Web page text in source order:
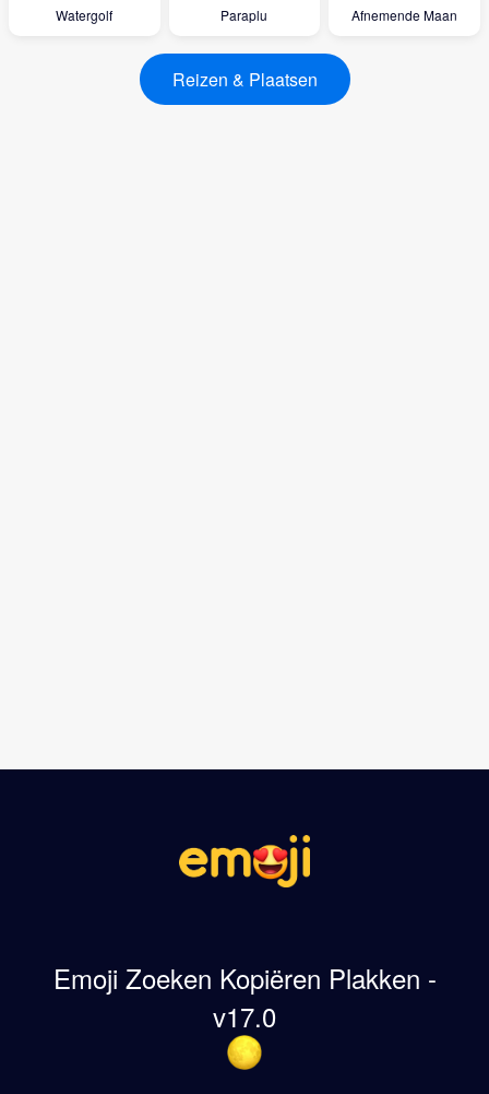
Watergolf Paraplu Afnemende Maan
Reizen & Plaatsen
Emoji Zoeken Kopiëren Plakken -
v17.0